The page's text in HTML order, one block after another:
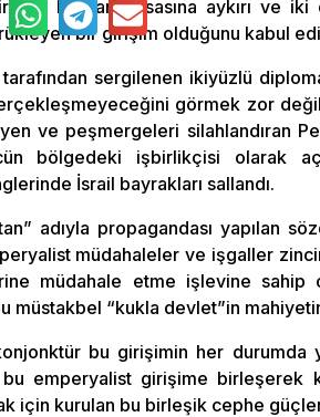
Irak anayasasına aykırı ve
bir girişim olduğunu kabul
sergilenen ikiyüzlü
görmek zor
ve peşmergeleri silahlandıran
bölgedeki işbirlikçisi olarak
İsrail bayrakları sallandı.
adıyla propagandası yapılan
müdahaleler ve işgaller
müdahale etme işlevine
müstakbel “kukla devlet”in
bu girişimin her durumda
emperyalist girişime birleşerek
için kurulan bu birleşik cephe